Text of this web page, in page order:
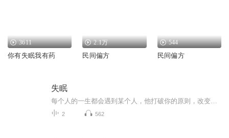
3611
你有失眠我有药
2.1万
民间偏方
544
民间偏方
失眠
2 562